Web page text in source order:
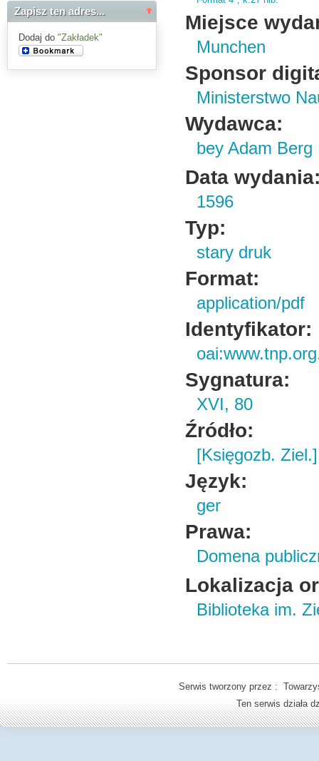
Zapisz ten adres...
Dodaj do "Zakładek"
Miejsce
Munchen
Sponsor
Ministerstwo
Wydawca:
bey Adam Berg
Data
1596
Typ:
stary druk
Format:
application/pdf
Identyfikator:
Sygnatura:
XVI, 80
Źródło:
[Księgozb. Ziel.]
Język:
ger
Prawa:
Domena
Lokalizacja
Biblioteka im.
Serwis tworzony przez :
Ten serwis działa